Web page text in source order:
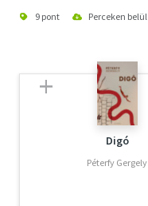
9 pont Perceken belül
Digó
Péterfy Gergely